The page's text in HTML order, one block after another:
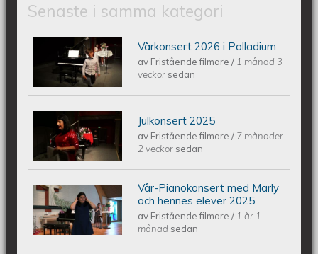
Senaste i samma kategori
Piano Marly Azevedo Andersson
Vårkonsert PALLADIUM 2026 06 10
Vårkonsert 2026 i Palladium
av Fristående filmare/ 1 månad 3
veckor sedan
Piano Marly Azevedo Andersson
Julkonsert PALLADIUM 251206
Julkonsert 2025
av Fristående filmare/ 7 månader
2 veckor sedan
Piano Marly Azevedo Andersson
Vårkonsert EQUMkyrkan 250607
Vår-Pianokonsert med Marly
och hennes elever 2025
av Fristående filmare/ 1 år 1
månad sedan